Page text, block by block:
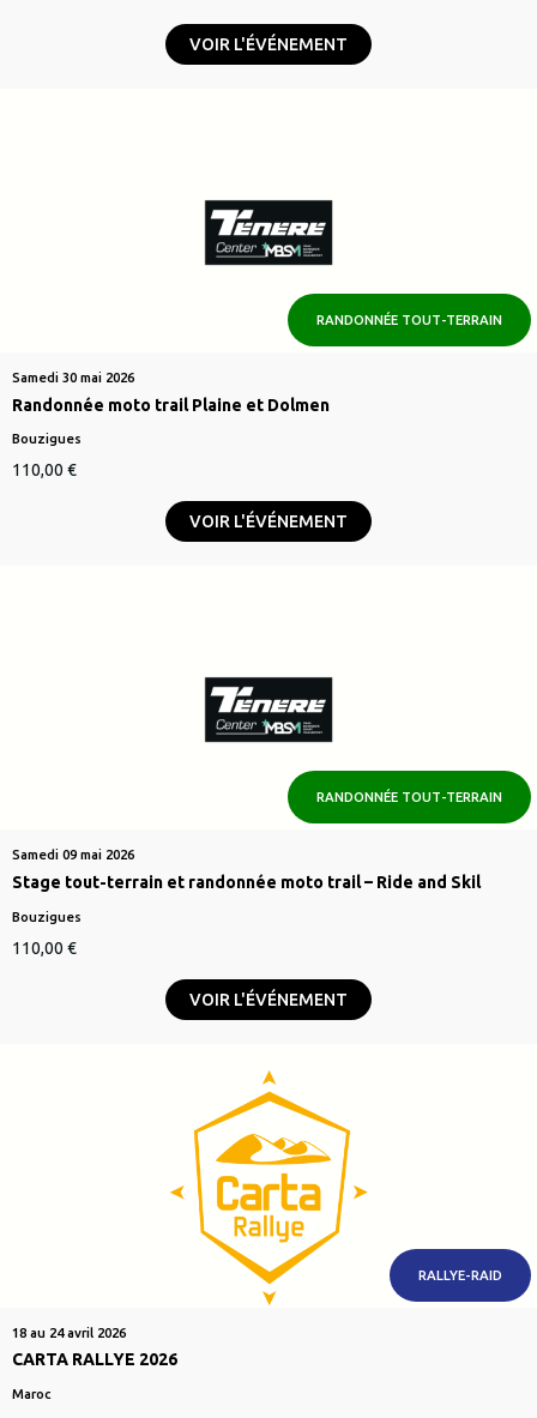
VOIR L'ÉVÉNEMENT
RANDONNÉE TOUT-TERRAIN
Samedi 30 mai 2026
Randonnée moto trail Plaine et Dolmen
Bouzigues
110,00 €
VOIR L'ÉVÉNEMENT
RANDONNÉE TOUT-TERRAIN
Samedi 09 mai 2026
Stage tout-terrain et randonnée moto trail – Ride and Skil
Bouzigues
110,00 €
VOIR L'ÉVÉNEMENT
RALLYE-RAID
18 au 24 avril 2026
CARTA RALLYE 2026
Maroc